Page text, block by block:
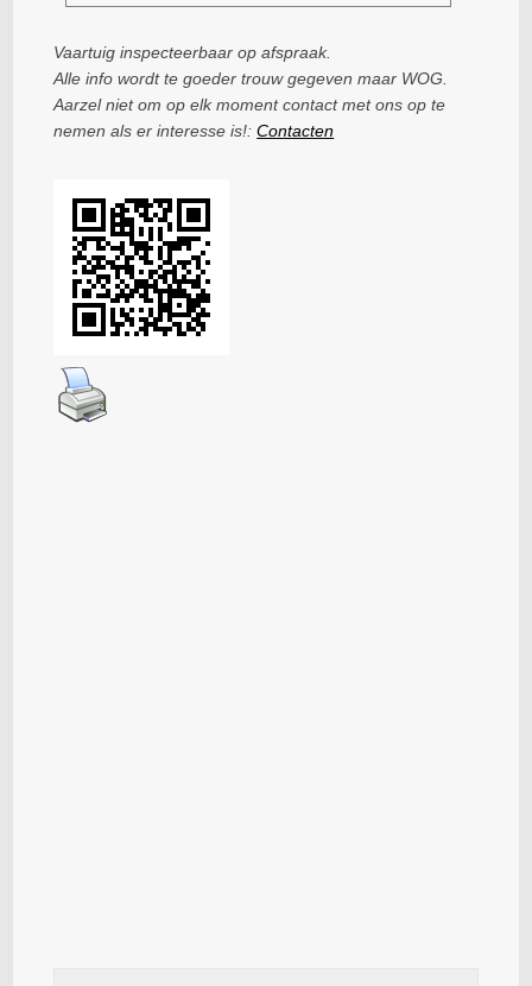
Vaartuig inspecteerbaar op afspraak.
Alle info wordt te goeder trouw gegeven maar WOG.
Aarzel niet om op elk moment contact met ons op te
nemen als er interesse is!:Contacten